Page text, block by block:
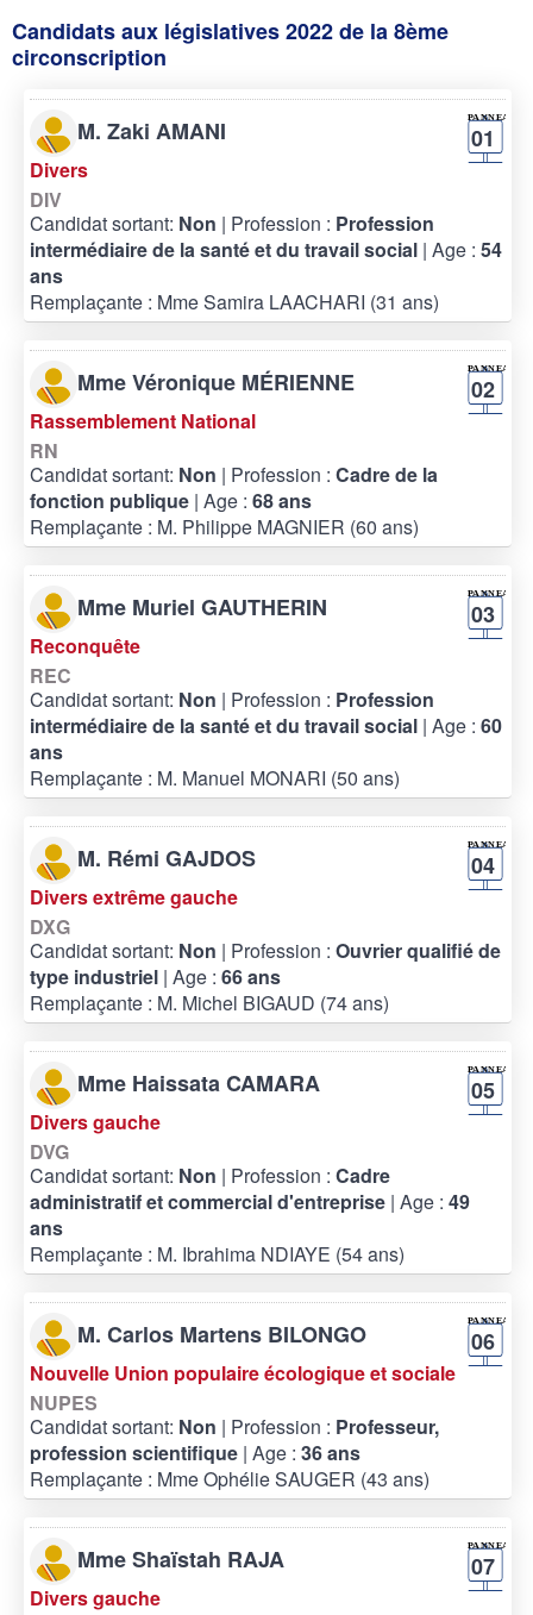
Candidats aux législatives 2022 de la 8ème
circonscription
M. Zaki AMANI 01
Divers
DIV
Candidat sortant: Non | Profession : Profession
intermédiaire de la santé et du travail social | Age : 54
ans
Remplaçante : Mme Samira LAACHARI (31 ans)
Mme Véronique MÉRIENNE 02
Rassemblement National
RN
Candidat sortant: Non | Profession : Cadre de la
fonction publique | Age : 68 ans
Remplaçante : M. Philippe MAGNIER (60 ans)
Mme Muriel GAUTHERIN 03
Reconquête
REC
Candidat sortant: Non | Profession : Profession
intermédiaire de la santé et du travail social | Age : 60
ans
Remplaçante : M. Manuel MONARI (50 ans)
M. Rémi GAJDOS 04
Divers extrême gauche
DXG
Candidat sortant: Non | Profession : Ouvrier qualifié de
type industriel | Age : 66 ans
Remplaçante : M. Michel BIGAUD (74 ans)
Mme Haissata CAMARA 05
Divers gauche
DVG
Candidat sortant: Non | Profession : Cadre
administratif et commercial d'entreprise | Age : 49
ans
Remplaçante : M. Ibrahima NDIAYE (54 ans)
M. Carlos Martens BILONGO 06
Nouvelle Union populaire écologique et sociale
NUPES
Candidat sortant: Non | Profession : Professeur,
profession scientifique | Age : 36 ans
Remplaçante : Mme Ophélie SAUGER (43 ans)
Mme Shaïstah RAJA 07
Divers gauche